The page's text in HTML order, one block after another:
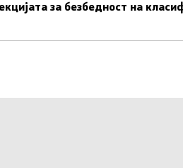
за безбедност на